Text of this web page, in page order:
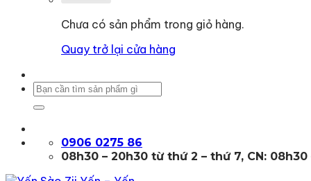
Chưa có sản phẩm trong giỏ hàng.
Quay trở lại cửa hàng
Tìm
0906 0275 86
08h30 – 20h30 từ thứ 2 – thứ 7, CN: 08h30